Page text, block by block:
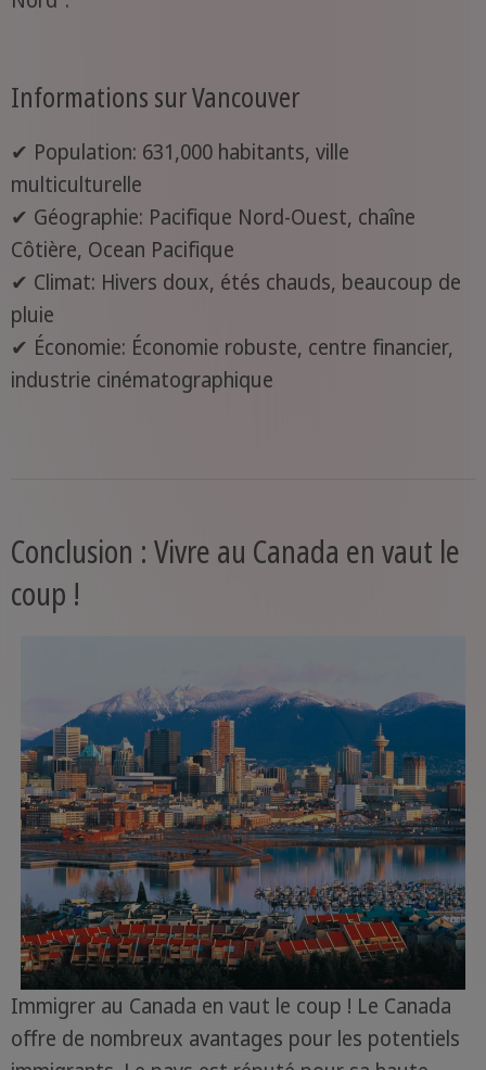
Informations sur Vancouver
✔ Population: 631,000 habitants, ville
multiculturelle
✔ Géographie: Pacifique Nord-Ouest, chaîne
Côtière, Ocean Pacifique
✔ Climat: Hivers doux, étés chauds, beaucoup de
pluie
✔ Économie: Économie robuste, centre financier,
industrie cinématographique
Conclusion : Vivre au Canada en vaut le
coup !
Immigrer au Canada en vaut le coup ! Le Canada
offre de nombreux avantages pour les potentiels